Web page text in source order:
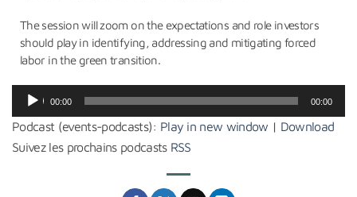
The session will zoom on the expectations and role investors
should play in identifying, addressing and mitigating forced
labor in the green transition.
Lecteur
audio
00:00 00:00
Podcast (events-podcasts): Play in new window | Download
Suivez les prochains podcasts RSS